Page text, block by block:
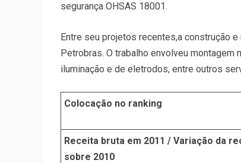
segurança OHSAS 18001.
Entre seu projetos recentes,a construção
Petrobras. O trabalho envolveu
iluminação e de eletrodos, entre outros
Colocação no ranking
Receita bruta em 2011 / Variação da
sobre 2010